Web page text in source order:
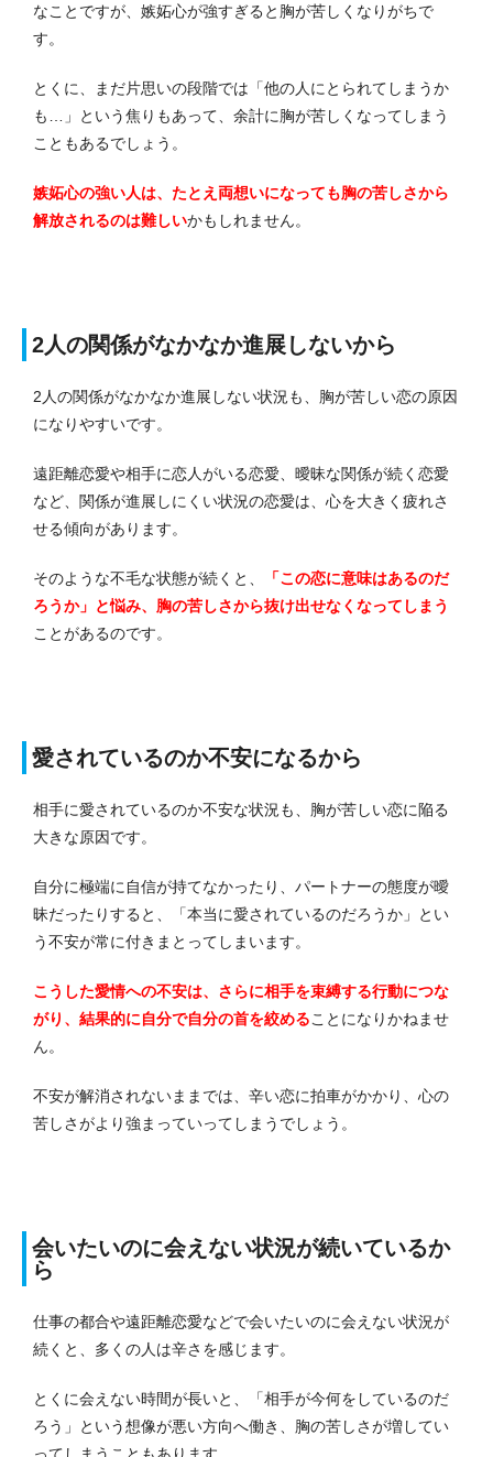
なことですが、嫉妬心が強すぎると胸が苦しくなりがちで
す。
とくに、まだ片思いの段階では「他の人にとられてしまうか
も…」という焦りもあって、余計に胸が苦しくなってしまう
こともあるでしょう。
嫉妬心の強い人は、たとえ両想いになっても胸の苦しさから
解放されるのは難しいかもしれません。
2人の関係がなかなか進展しないから
2人の関係がなかなか進展しない状況も、胸が苦しい恋の原因
になりやすいです。
遠距離恋愛や相手に恋人がいる恋愛、曖昧な関係が続く恋愛
など、関係が進展しにくい状況の恋愛は、心を大きく疲れさ
せる傾向があります。
そのような不毛な状態が続くと、
「この恋に意味はあるのだ
ろうか」と悩み、胸の苦しさから抜け出せなくなってしまう
ことがあるのです。
愛されているのか不安になるから
相手に愛されているのか不安な状況も、胸が苦しい恋に陥る
大きな原因です。
自分に極端に自信が持てなかったり、パートナーの態度が曖
昧だったりすると、「本当に愛されているのだろうか」とい
う不安が常に付きまとってしまいます。
こうした愛情への不安は、さらに相手を束縛する行動につな
がり、結果的に自分で自分の首を絞めることになりかねませ
ん。
不安が解消されないままでは、辛い恋に拍車がかかり、心の
苦しさがより強まっていってしまうでしょう。
会いたいのに会えない状況が続いているか
ら
仕事の都合や遠距離恋愛などで会いたいのに会えない状況が
続くと、多くの人は辛さを感じます。
とくに会えない時間が長いと、「相手が今何をしているのだ
ろう」という想像が悪い方向へ働き、胸の苦しさが増してい
ってしまうこともあります。